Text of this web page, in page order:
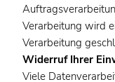
Verarbeitung wird
Verarbeitung
Widerruf Ihrer
Viele